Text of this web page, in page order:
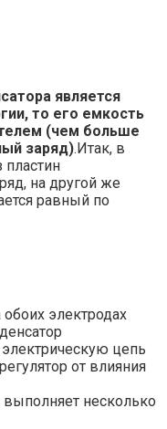
является
то его емкость
(чем больше
заряд).Итак, в
пластин
на другой же
равный по
электродах
цепь
от влияния
несколько